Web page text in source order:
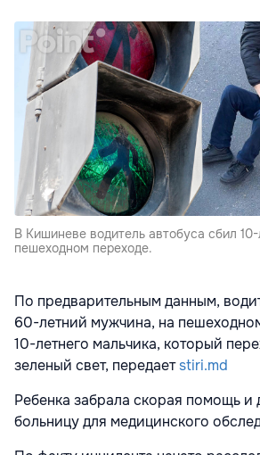
В Кишиневе водитель автобуса сбил
пешеходном переходе.
По предварительным данным,
60-летний мужчина, на
10-летнего мальчика, который
зеленый свет, передаетstiri.md
Ребенка забрала скорая помощь и
больницу для медицинского